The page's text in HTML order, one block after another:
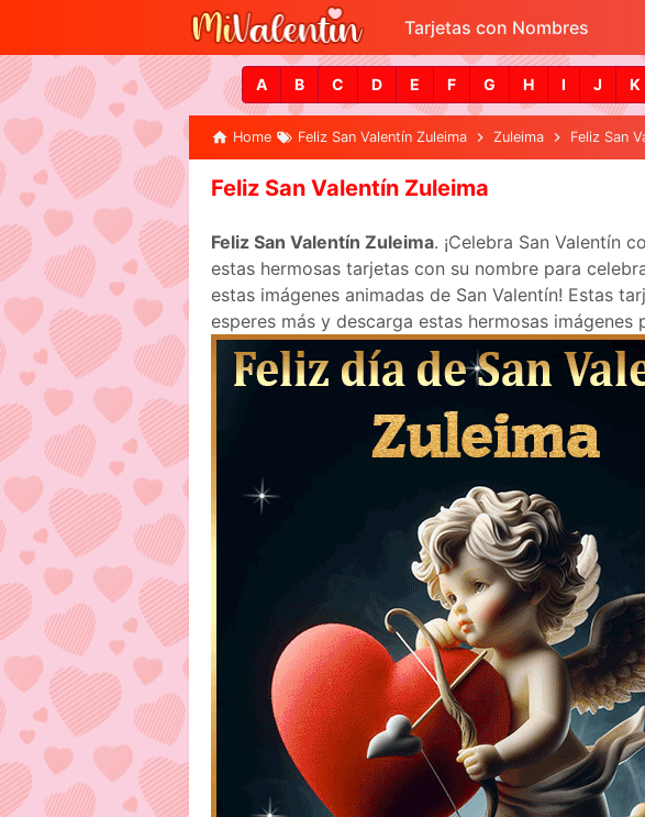
Tarjetas con Nombres
A B C D E F G H I J K
Home Feliz San Valentín Zuleima Zuleima Feliz San
Feliz San Valentín Zuleima
Feliz San Valentín Zuleima. ¡Celebra San Valentín
estas hermosas tarjetas con su nombre para
estas imágenes animadas de San Valentín! Estas
esperes más y descarga estas hermosas